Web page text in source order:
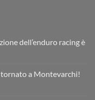
dell’enduro racing è
a Montevarchi!